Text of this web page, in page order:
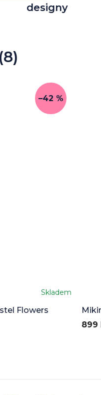
designy
–42 %
Flowers
Skladem
899